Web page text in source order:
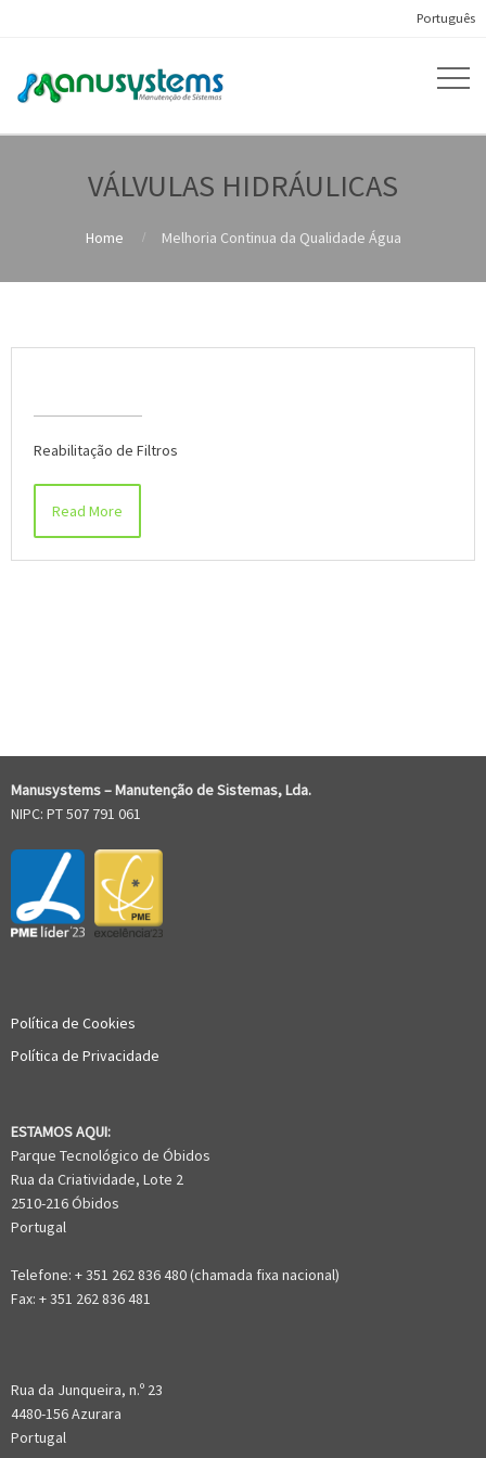
Português
VÁLVULAS HIDRÁULICAS
Home Melhoria Continua da Qualidade Água
Reabilitação de Filtros
Read More
Manusystems –Manutenção de Sistemas, Lda.
NIPC: PT 507 791 061
Política de Cookies
Política de Privacidade
ESTAMOS AQUI:
Parque Tecnológico de Óbidos
Rua da Criatividade, Lote 2
2510-216 Óbidos
Portugal
Telefone: + 351 262 836 480 (chamada fixa nacional)
Fax: + 351 262 836 481
Rua da Junqueira, n.º 23
4480-156 Azurara
Portugal